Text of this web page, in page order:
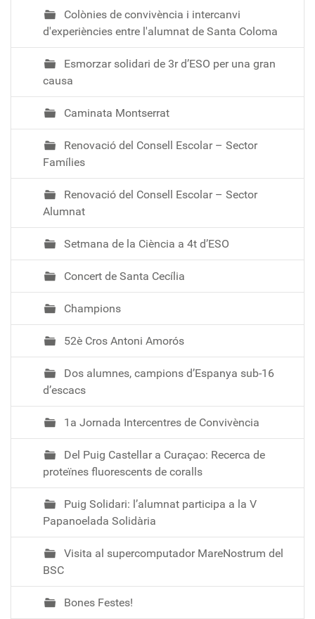
Colònies de convivència i intercanvi
d'experiències entre l'alumnat de Santa Coloma
Esmorzar solidari de 3r d’ESO per una gran
causa
Caminata Montserrat
Renovació del Consell Escolar – Sector
Famílies
Renovació del Consell Escolar – Sector
Alumnat
Setmana de la Ciència a 4t d’ESO
Concert de Santa Cecília
Champions
52è Cros Antoni Amorós
Dos alumnes, campions d’Espanya sub-16
d’escacs
1a Jornada Intercentres de Convivència
Del Puig Castellar a Curaçao: Recerca de
proteïnes fluorescents de coralls
Puig Solidari: l’alumnat participa a la V
Papanoelada Solidària
Visita al supercomputador MareNostrum del
BSC
Bones Festes!